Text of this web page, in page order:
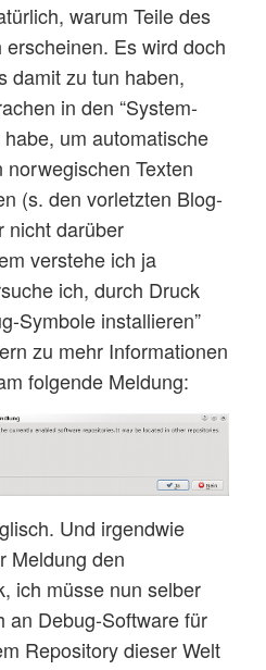
warum Teile des
Es wird doch
damit zu tun haben,
in den “System-
um automatische
Texten
(s. den vorletzten Blog-
nicht darüber
verstehe ich ja
ich, durch Druck
Symbole installieren”
zu mehr Informationen
folgende Meldung:
Und irgendwie
Meldung den
ich müsse nun selber
an Debug-Software für
Repository dieser Welt